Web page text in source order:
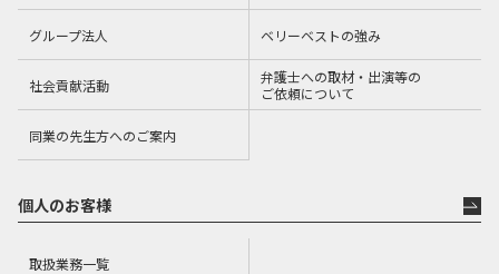
グループ法人 ベリーベストの強み
社会貢献活動
弁護士への取材・出演等の
ご依頼について
同業の先生方へのご案内
個人のお客様
取扱業務一覧